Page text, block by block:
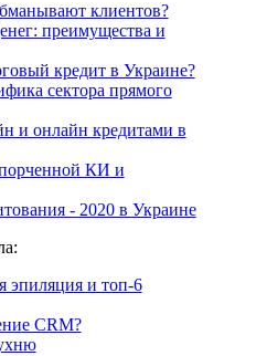
клиентов?
преимущества и
кредит в Украине?
сектора прямого
и онлайн кредитами в
КИ и
- 2020 в Украине
эпиляция и топ-6
CRM?